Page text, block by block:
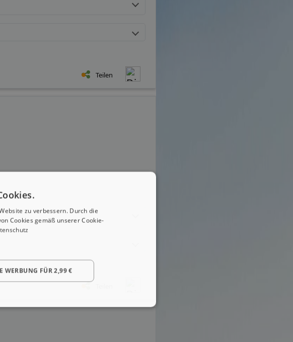
Teilen
zu verbessern. Durch die
Cookies gemäß unserer Cookie-
WERBUNG FÜR 2,99 €